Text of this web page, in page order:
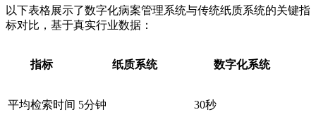
以下表格展示了数字化病案管理系统与传统纸质系统的关键指
标对比，基于真实行业数据：
指标 纸质系统 数字化系统
平均检索时间 5分钟 30秒